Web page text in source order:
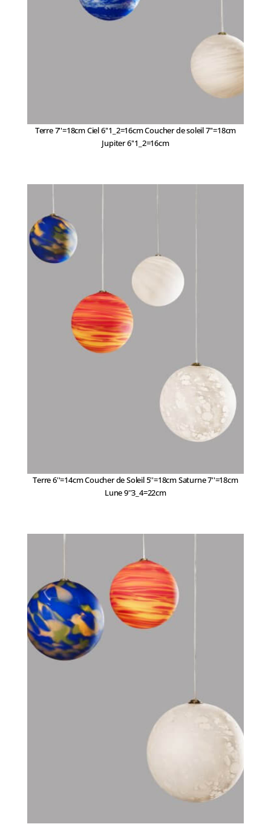
Terre 7''=18cm Ciel 6''1_2=16cm Coucher de soleil 7''=18cm
Jupiter 6''1_2=16cm
Terre 6''=14cm Coucher de Soleil 5''=18cm Saturne 7''=18cm
Lune 9''3_4=22cm